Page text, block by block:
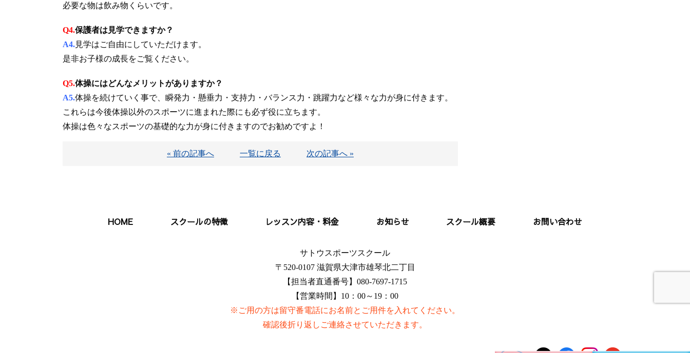
必要な物は飲み物くらいです。
Q4.保護者は見学できますか？
A4.見学はご自由にしていただけます。
是非お子様の成長をご覧ください。
Q5.体操にはどんなメリットがありますか？
A5.体操を続けていく事で、瞬発力・懸垂力・支持力・バランス力・跳躍力など様々な力が身に付きます。
これらは今後体操以外のスポーツに進まれた際にも必ず役に立ちます。
体操は色々なスポーツの基礎的な力が身に付きますのでお勧めですよ！
« 前の記事へ 一覧に戻る 次の記事へ »
HOME スクールの特徴 レッスン内容・料金 お知らせ スクール概要 お問い合わせ
サトウスポーツスクール
〒520-0107 滋賀県大津市雄琴北二丁目
【担当者直通番号】080-7697-1715
【営業時間】10：00～19：00
※ご用の方は留守番電話にお名前とご用件を入れてください。
確認後折り返しご連絡させていただきます。